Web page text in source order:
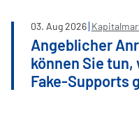
03. Aug2026
Angeblicher
können Sie tun,
Fake-Supports